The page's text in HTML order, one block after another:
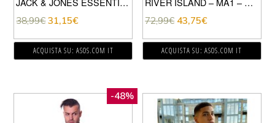
38,99€ 31,15€
ACQUISTA SU: ASOS.COM IT
72,99€ 43,75€
ACQUISTA SU: ASOS.COM IT
-48%